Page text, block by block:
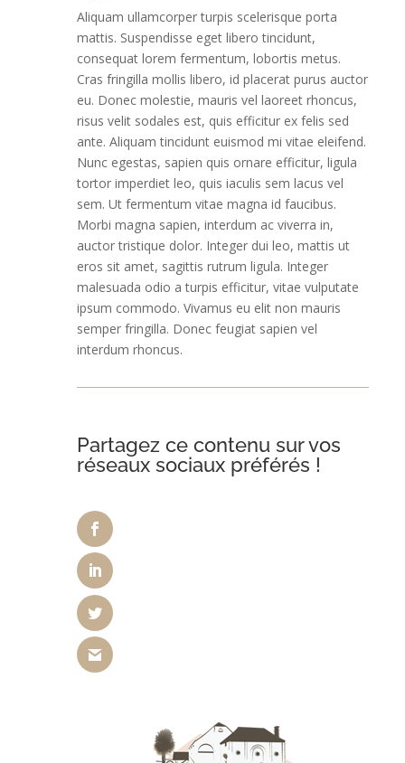
Aliquam ullamcorper turpis scelerisque porta
mattis. Suspendisse eget libero tincidunt,
consequat lorem fermentum, lobortis metus.
Cras fringilla mollis libero, id placerat purus auctor
eu. Donec molestie, mauris vel laoreet rhoncus,
risus velit sodales est, quis efficitur ex felis sed
ante. Aliquam tincidunt euismod mi vitae eleifend.
Nunc egestas, sapien quis ornare efficitur, ligula
tortor imperdiet leo, quis iaculis sem lacus vel
sem. Ut fermentum vitae magna id faucibus.
Morbi magna sapien, interdum ac viverra in,
auctor tristique dolor. Integer dui leo, mattis ut
eros sit amet, sagittis rutrum ligula. Integer
malesuada odio a turpis efficitur, vitae vulputate
ipsum commodo. Vivamus eu elit non mauris
semper fringilla. Donec feugiat sapien vel
interdum rhoncus.
Partagez ce contenu sur vos
réseaux sociaux préférés !